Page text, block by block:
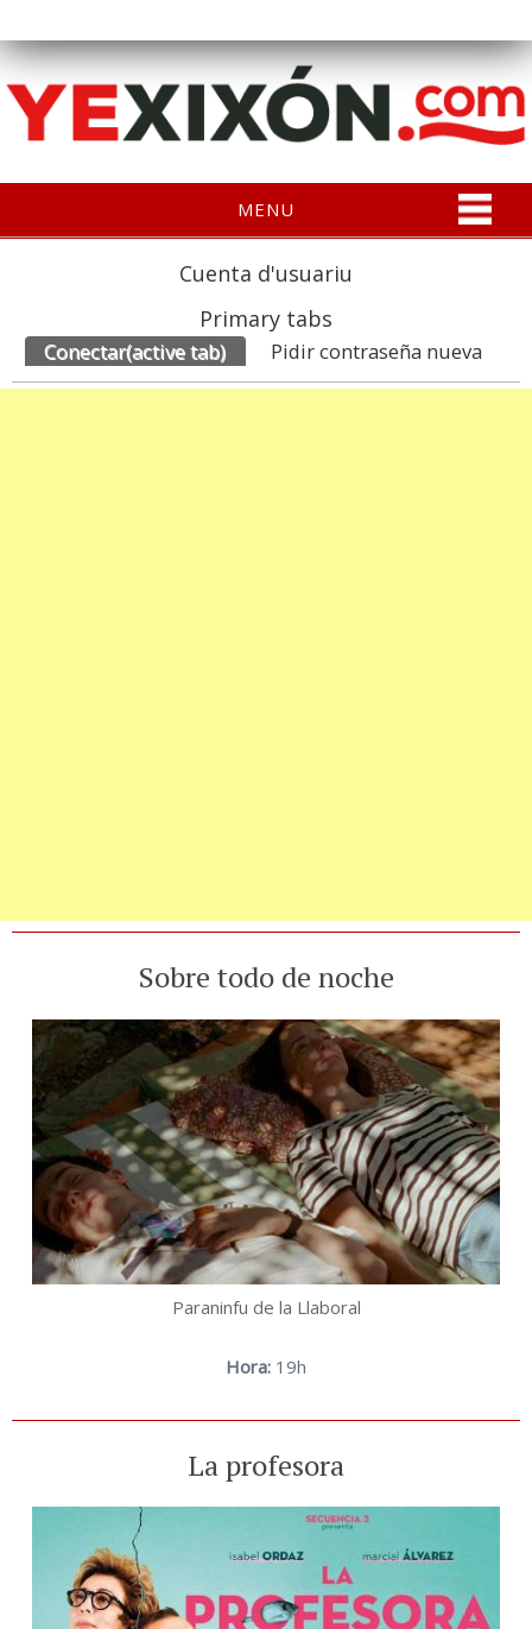
MENU
Cuenta d'usuariu
Primary tabs
Conectar(active tab) Pidir contraseña nueva
Sobre todo de noche
Paraninfu de la Llaboral
Hora: 19h
La profesora